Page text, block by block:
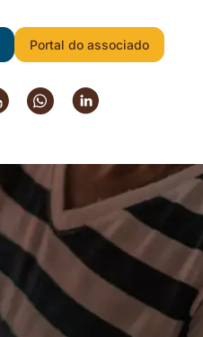
Portal do associado